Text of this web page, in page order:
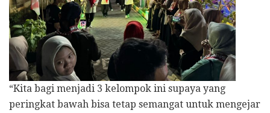
“Kita bagi menjadi 3 kelompok ini supaya yang
peringkat bawah bisa tetap semangat untuk mengejar